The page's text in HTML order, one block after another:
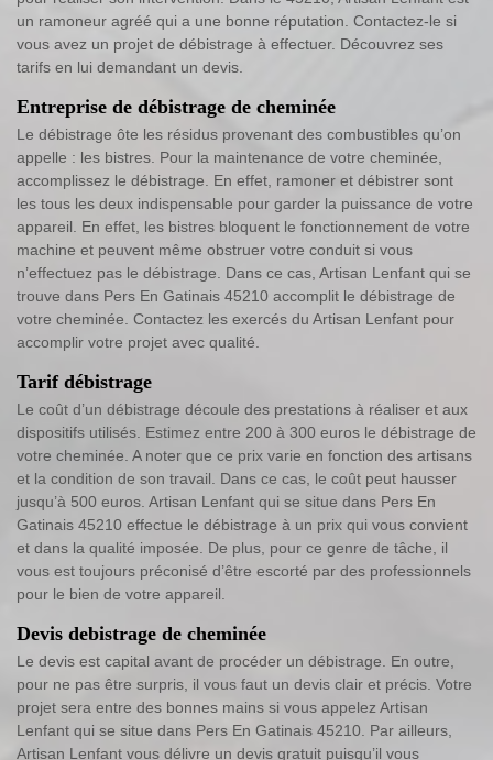
un ramoneur agréé qui a une bonne réputation. Contactez-le si
vous avez un projet de débistrage à effectuer. Découvrez ses
tarifs en lui demandant un devis.
Entreprise de débistrage de cheminée
Le débistrage ôte les résidus provenant des combustibles qu’on
appelle : les bistres. Pour la maintenance de votre cheminée,
accomplissez le débistrage. En effet, ramoner et débistrer sont
les tous les deux indispensable pour garder la puissance de votre
appareil. En effet, les bistres bloquent le fonctionnement de votre
machine et peuvent même obstruer votre conduit si vous
n’effectuez pas le débistrage. Dans ce cas, Artisan Lenfant qui se
trouve dans Pers En Gatinais 45210 accomplit le débistrage de
votre cheminée. Contactez les exercés du Artisan Lenfant pour
accomplir votre projet avec qualité.
Tarif débistrage
Le coût d’un débistrage découle des prestations à réaliser et aux
dispositifs utilisés. Estimez entre 200 à 300 euros le débistrage de
votre cheminée. A noter que ce prix varie en fonction des artisans
et la condition de son travail. Dans ce cas, le coût peut hausser
jusqu’à 500 euros. Artisan Lenfant qui se situe dans Pers En
Gatinais 45210 effectue le débistrage à un prix qui vous convient
et dans la qualité imposée. De plus, pour ce genre de tâche, il
vous est toujours préconisé d’être escorté par des professionnels
pour le bien de votre appareil.
Devis debistrage de cheminée
Le devis est capital avant de procéder un débistrage. En outre,
pour ne pas être surpris, il vous faut un devis clair et précis. Votre
projet sera entre des bonnes mains si vous appelez Artisan
Lenfant qui se situe dans Pers En Gatinais 45210. Par ailleurs,
Artisan Lenfant vous délivre un devis gratuit puisqu’il vous